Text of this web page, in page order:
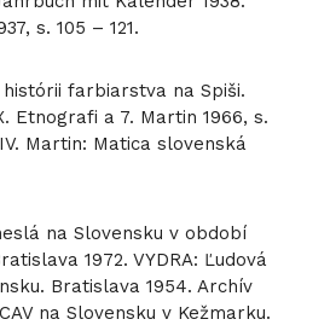
s. 105 – 121.
histórii farbiarstva na Spiši.
Etnografi a 7. Martin 1966, s.
IV. Martin: Matica slovenská
na Slovensku v období
1972. VYDRA: Ľudová
Bratislava 1954. Archív
na Slovensku v Kežmarku.